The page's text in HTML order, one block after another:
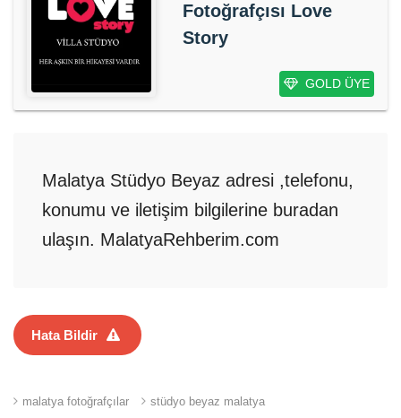
Fotoğrafçısı Love
Story
GOLD ÜYE
Malatya Stüdyo Beyaz adresi ,telefonu,
konumu ve iletişim bilgilerine buradan
ulaşın. MalatyaRehberim.com
Hata Bildir
malatya fotoğrafçılar stüdyo beyaz malatya